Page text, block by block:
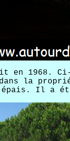
en 1968.
la
épais. Il a